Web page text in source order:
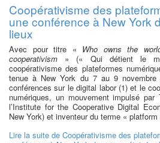
Coopérativisme des
une conférence à New York
lieux
Avec pour titre « Who owns the
cooperativism » (« Qui détient le
coopérativisme des plateformes
tenue à New York du 7 au 9
conférences sur le digital labor (1) et le
numériques, un mouvement impulsé par
l’Institute for the Cooperative Digital
New York) et inventeur du terme «
Lire la suite de Coopérativisme des